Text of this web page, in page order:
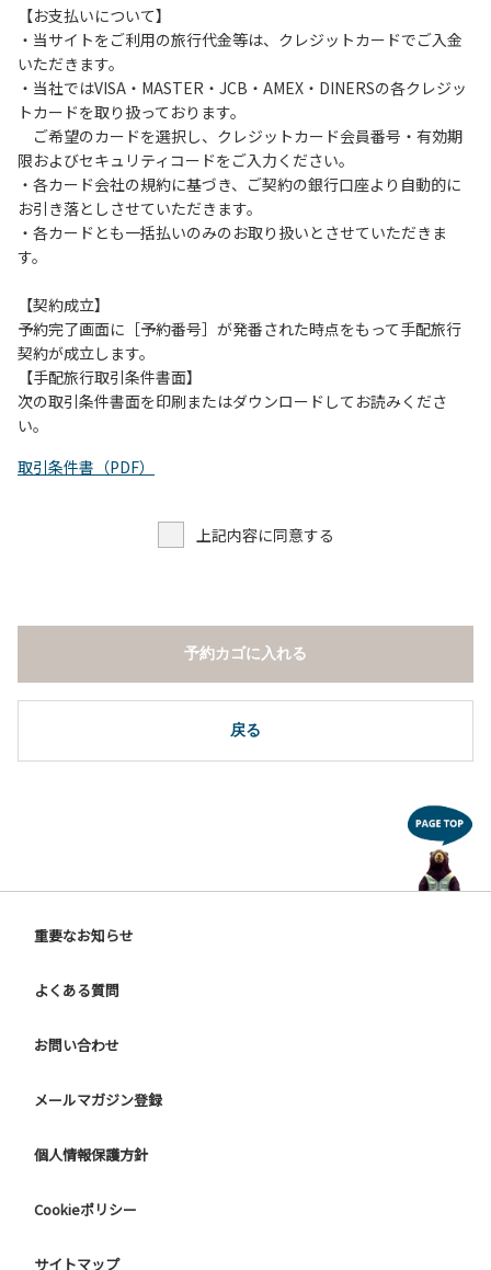
オートキャンプサイトはペット同伴でご利用が可能です。な
おペットを同伴する場合、下記事項を遵守ください。
１.施設内での、ペットのノーリードは禁止です。
２.糞尿の放置は禁止です。飼い主が責任を持って処理してく
ださい。
３.ペットの無駄吠え等の行為が、他の利用者の迷惑になると
判断した場合、ご利用をお断りする場合があります。
【お支払いについて】
・当サイトをご利用の旅行代金等は、クレジットカードでご入金
いただきます。
・当社ではVISA・MASTER・JCB・AMEX・DINERSの各クレジッ
トカードを取り扱っております。
ご希望のカードを選択し、クレジットカード会員番号・有効期
限およびセキュリティコードをご入力ください。
・各カード会社の規約に基づき、ご契約の銀行口座より自動的に
お引き落としさせていただきます。
・各カードとも一括払いのみのお取り扱いとさせていただきま
す。
【契約成立】
予約完了画面に［予約番号］が発番された時点をもって手配旅行
契約が成立します。
【手配旅行取引条件書面】
次の取引条件書面を印刷またはダウンロードしてお読みくださ
い。
取引条件書（PDF）
上記内容に同意する
戻る
予約カゴに入れる
重要なお知らせ
よくある質問
お問い合わせ
メールマガジン登録
個人情報保護方針
Cookieポリシー
サイトマップ